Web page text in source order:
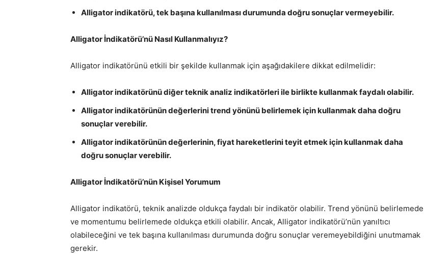
Alligator indikatörü, tek başına kullanılması durumunda doğru sonuçlar vermeyebilir.
Alligator İndikatörü’nü Nasıl Kullanmalıyız?
Alligator indikatörünü etkili bir şekilde kullanmak için aşağıdakilere dikkat edilmelidir:
Alligator indikatörünü diğer teknik analiz indikatörleri ile birlikte kullanmak faydalı olabilir.
Alligator indikatörünün değerlerini trend yönünü belirlemek için kullanmak daha doğru
sonuçlar verebilir.
Alligator indikatörünün değerlerinin, fiyat hareketlerini teyit etmek için kullanmak daha
doğru sonuçlar verebilir.
Alligator İndikatörü’nün Kişisel Yorumum
Alligator indikatörü, teknik analizde oldukça faydalı bir indikatör olabilir. Trend yönünü belirlemede
ve momentumu belirlemede oldukça etkili olabilir. Ancak, Alligator indikatörü’nün yanıltıcı
olabileceğini ve tek başına kullanılması durumunda doğru sonuçlar veremeyebildiğini unutmamak
gerekir.